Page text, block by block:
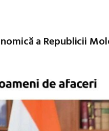
a Republicii